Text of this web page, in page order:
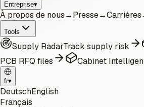
Entreprise▾
À propos de nous→Presse→Carrières
Tools
Supply RadarTrack supply risk
PCB RFQ files
Cabinet
fr▾
DeutschEnglish
Français